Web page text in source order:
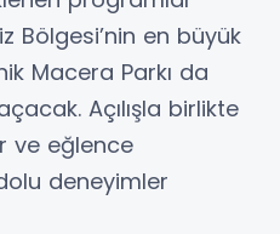
Bölgesi’nin en büyük
Macera Parkı da
Açılışla birlikte
ve eğlence
deneyimler